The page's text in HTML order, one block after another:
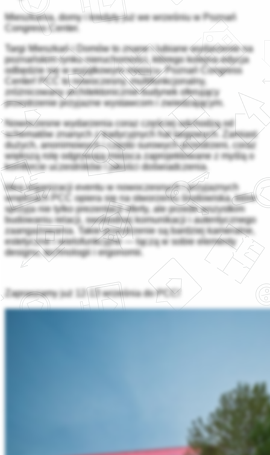
Mieszkania, domy i kredyty już we wrześniu w Poznań
Congress Center.
Targi Mieszkań i Domów to znane i lubiane wydarzenie na
poznańskim rynku nieruchomości, którego kolejna edycja
odbędzie się w wyjątkowym miejscu- Poznań Congress
Center! PCC to nowoczesny, multifunkcjonalny,
zróżnicowany architektonicznie budynek oferujący
przestrzenie przyjazne wystawcom i zwiedzającym.
Nowoczesne wydarzenia coraz częściej odchodzą od
schematów znanych z tradycyjnych hal targowych. Zamiast
dużych, anonimowych i często surowych przestrzeni, coraz
większą rolę odgrywają miejsca zaprojektowane z myślą o
komforcie uczestników i jakości doświadczenia.
Idea organizacji eventu w nowoczesnych i przyjaznych
wnętrzach PCC opiera się na stworzeniu środowiska, które
sprzyja nie tylko prezentacji oferty, ale przede wszystkim
budowaniu relacji, swobodnej komunikacji i autentycznego
zaangażowania. Takie przestrzenie są bardziej kameralne,
estetyczne i wielofunkcyjne — łączą w sobie elementy
designu, technologii i ergonomii.
Zapraszamy już 12-13 września do PCC!